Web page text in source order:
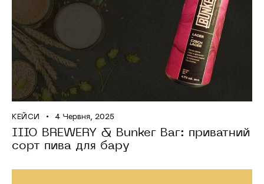
КЕЙСИ 4 Червня, 2025
IIIO BREWERY & Bunker Bar: приватний
сорт пива для бару